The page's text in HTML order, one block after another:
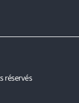
réservés